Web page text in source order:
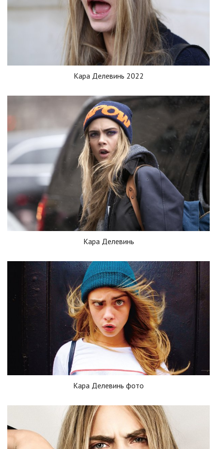
Кара Делевинь 2022
Кара Делевинь
Кара Делевинь фото